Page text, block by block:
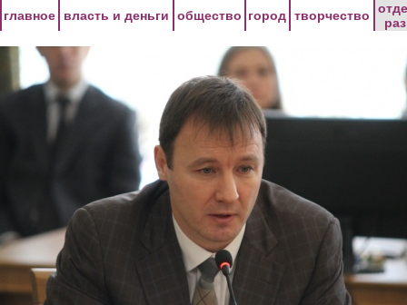
главное власть и деньги общество город творчество